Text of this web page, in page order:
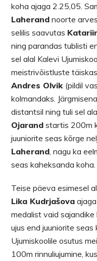
koha ajaga 2.25,05.
Laherand noorte
selilis saavutas
ning parandas tublisti
sel alal Kalevi
meistrivõistluste
Andres Olvik (pildil
kolmandaks.
distantsil ning tuli sel
Ojarand startis 200m
juuniorite seas kõrge
Laherand , nagu ka
seas kaheksanda koha.
Teise päeva esimesel
Lika Kudrjašova
medalist vaid
ujus end juuniorite
Ujumiskoolile osutus
100m rinnuliujumine,